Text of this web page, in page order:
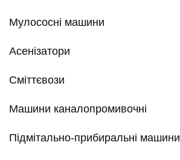
Мулососні машини
Асенізатори
Сміттєвози
Машини каналопромивочні
Підмітально-прибиральні машини